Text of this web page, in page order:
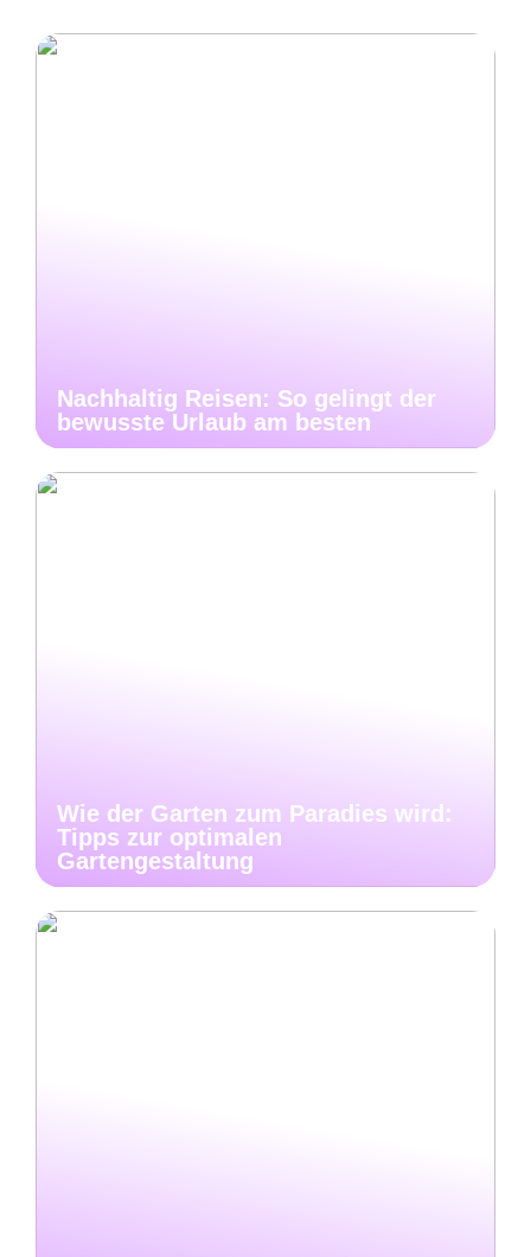
Nachhaltig Reisen: So gelingt der
bewusste Urlaub am besten
Wie der Garten zum Paradies wird:
Tipps zur optimalen
Gartengestaltung